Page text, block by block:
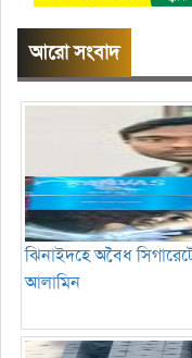
আরো সংবাদ
ঝিনাইদহে অবৈধ
আলামিন